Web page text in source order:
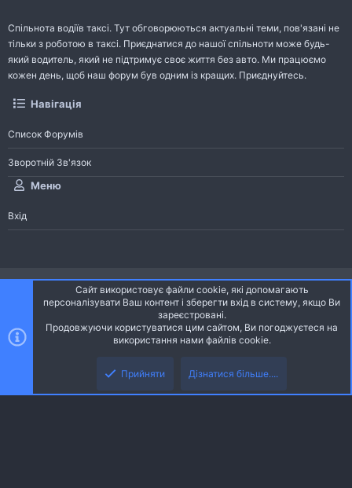
Спільнота водіїв таксі. Тут обговорюються актуальні теми, пов'язані не
тільки з роботою в таксі. Приєднатися до нашої спільноти може будь-
який водитель, який не підтримує своє життя без авто. Ми працюємо
кожен день, щоб наш форум був одним із кращих. Приєднуйтесь.
Навігація
Список Форумів
Зворотній Зв'язок
Меню
Вхід
Ніч
Українська (UA)
S
Community platform by XenForo® © 2010-2026 XenForo Ltd.
Community platform by XenForo © 2010-2022 XenForo Ltd. | dev: Pages
Сайт використовує файли cookie, які допомагають
персоналізувати Ваш контент і зберегти вхід в систему, якщо Ви
зареєстровані.
Продовжуючи користуватися цим сайтом, Ви погоджуєтеся на
використання нами файлів cookie.
Прийняти Дізнатися більше....